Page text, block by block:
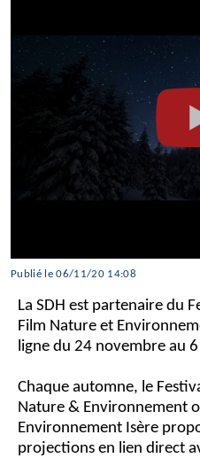
Publié le 06/11/20 14:08
La SDH est partenaire du
Film Nature et
ligne du 24 novembre au
Chaque automne, le
Nature & Environnement
Environnement Isère
projections en lien direct